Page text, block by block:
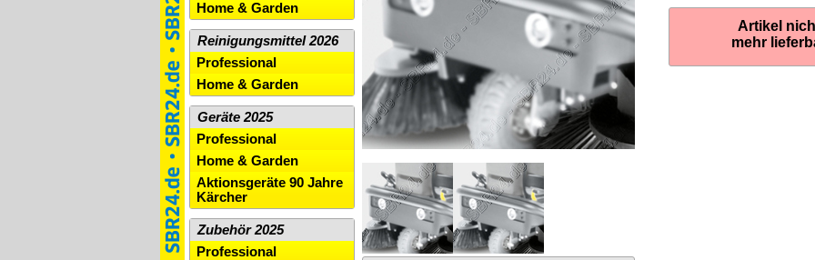
Artikel
mehr
Home & Garden
Reinigungsmittel 2026
Professional
Home & Garden
Geräte 2025
Professional
Home & Garden
Aktionsgeräte 90 Jahre
Kärcher
Zubehör 2025
Professional